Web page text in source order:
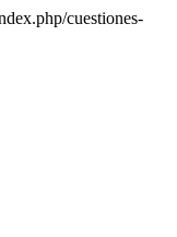
cuestiones-